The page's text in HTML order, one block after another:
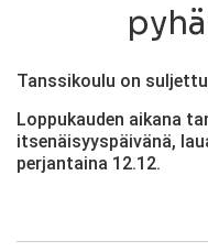
Tanssikoulu on
Loppukauden aikana
itsenäisyyspäivänä,
perjantaina 12.12.